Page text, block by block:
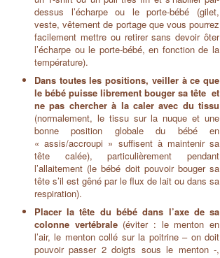
dessus l’écharpe ou le porte-bébé (gilet,
veste, vêtement de portage que vous pourrez
facilement mettre ou retirer sans devoir ôter
l’écharpe ou le porte-bébé, en fonction de la
température).
Dans toutes les positions, veiller à ce que
le bébé puisse librement bouger sa tête et
ne pas chercher à la caler avec du tissu
(normalement, le tissu sur la nuque et une
bonne position globale du bébé en
« assis/accroupi » suffisent à maintenir sa
tête calée), particulièrement pendant
l’allaitement (le bébé doit pouvoir bouger sa
tête s’il est gêné par le flux de lait ou dans sa
respiration).
Placer la tête du bébé dans l’axe de sa
colonne vertébrale(éviter : le menton en
l’air, le menton collé sur la poitrine – on doit
pouvoir passer 2 doigts sous le menton -,